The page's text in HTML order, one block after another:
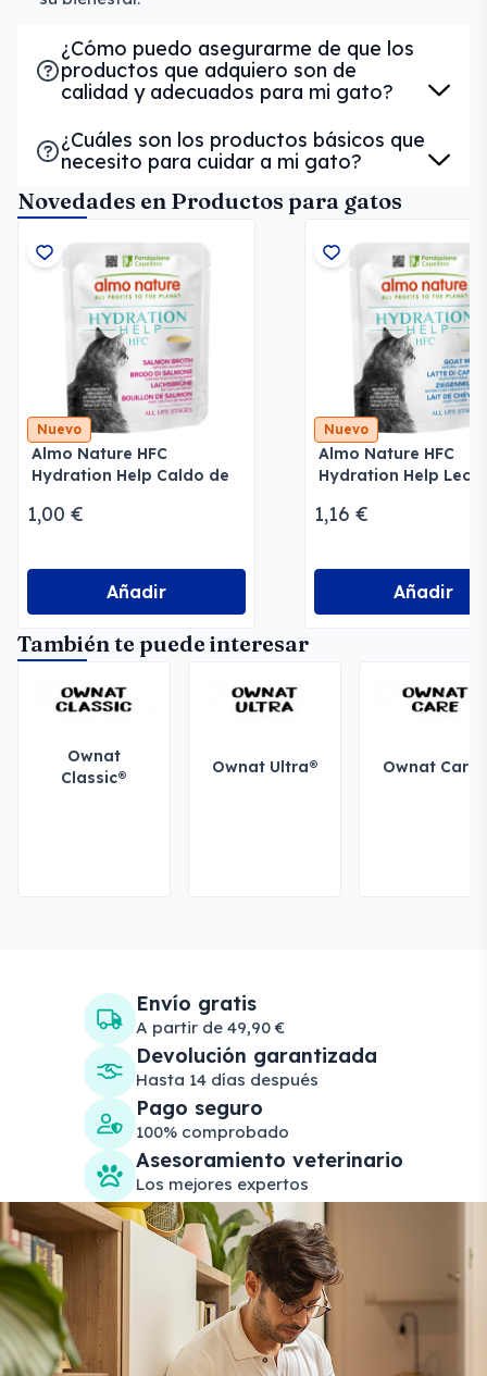
¿Cómo puedo asegurarme de que los
productos que adquiero son de
calidad y adecuados para mi gato?
¿Cuáles son los productos básicos que
necesito para cuidar a mi gato?
Novedades en Productos para gatos
Nuevo
Almo Nature HFC
Hydration Help Caldo de
Salmón
1,00 €
Añadir
Nuevo
Almo Nature HFC
Hydration Help
1,16 €
Añadir
También te puede interesar
Ownat
Classic®
Ownat Ultra® Ownat Care®
Envío gratis
A partir de 49,90 €
Devolución garantizada
Hasta 14 días después
Pago seguro
100% comprobado
Asesoramiento veterinario
Los mejores expertos